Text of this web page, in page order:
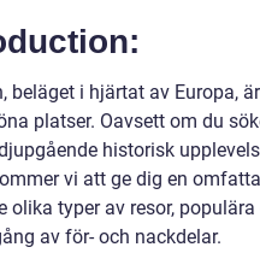
beläget i hjärtat av Europa,
platser. Oavsett om du
historisk
vi att ge dig en
olika typer av resor,
av för- och nackdelar.